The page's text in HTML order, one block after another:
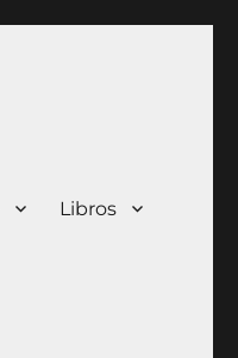
Libros